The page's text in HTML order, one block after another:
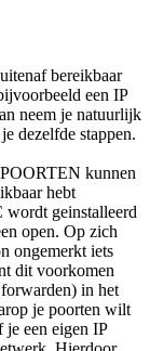
bereikbaar
een IP
neem je natuurlijk
dezelfde stappen.
kunnen
hebt
wordt geinstalleerd
open. Op zich
ongemerkt iets
dit voorkomen
in het
je poorten wilt
je een eigen IP